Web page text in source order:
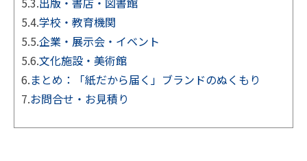
5.4.学校・教育機関
5.5.企業・展示会・イベント
5.6.文化施設・美術館
6.まとめ：「紙だから届く」ブランドのぬくもり
7.お問合せ・お見積り